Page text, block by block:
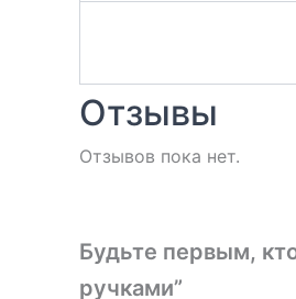
Отзывы
Отзывов пока нет.
Будьте первым,
ручками”